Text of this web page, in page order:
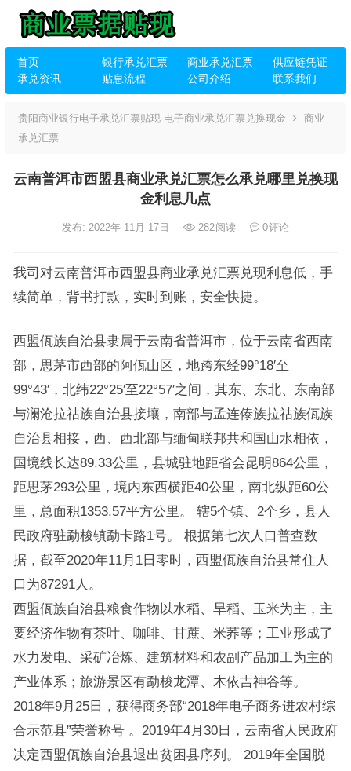
首页 银行承兑汇票 商业承兑汇票
供应链凭证
承兑资讯
贴息流程 公司介绍 联系我们
贵阳商业银行电子承兑汇票贴现-电子商业承兑汇票兑换现金
商业
承兑汇票
云南普洱市西盟县商业承兑汇票怎么承兑哪里兑换现
金利息几点
发布: 2022年 11月 17日 282阅读 0评论
我司对云南普洱市西盟县商业承兑汇票兑现利息低，手
续简单，背书打款，实时到账，安全快捷。
西盟佤族自治县隶属于云南省普洱市，位于云南省西南
部，思茅市西部的阿佤山区，地跨东经99°18′至
99°43′，北纬22°25′至22°57′之间，其东、东北、东南部
与澜沧拉祜族自治县接壤，南部与孟连傣族拉祜族佤族
自治县相接，西、西北部与缅甸联邦共和国山水相依，
国境线长达89.33公里，县城驻地距省会昆明864公里，
距思茅293公里，境内东西横距40公里，南北纵距60公
里，总面积1353.57平方公里。 辖5个镇、2个乡，县人
民政府驻勐梭镇勐卡路1号。 根据第七次人口普查数
据，截至2020年11月1日零时，西盟佤族自治县常住人
口为87291人。
西盟佤族自治县粮食作物以水稻、旱稻、玉米为主，主
要经济作物有茶叶、咖啡、甘蔗、米荞等；工业形成了
水力发电、采矿冶炼、建筑材料和农副产品加工为主的
产业体系；旅游景区有勐梭龙潭、木依吉神谷等。
2018年9月25日，获得商务部“2018年电子商务进农村综
合示范县”荣誉称号 。2019年4月30日，云南省人民政府
决定西盟佤族自治县退出贫困县序列。 2019年全国脱